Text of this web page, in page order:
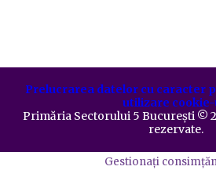
Prelucrarea datelor cu caracter
utilizare
Primăria Sectorului 5 București ©️
rezervate.
Gestionați